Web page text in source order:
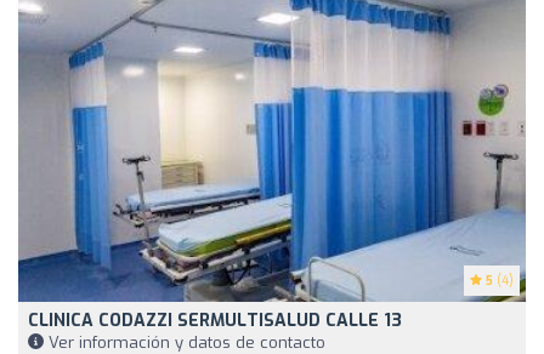
5 (4)
CLINICA CODAZZI SERMULTISALUD CALLE 13
Ver información y datos de contacto